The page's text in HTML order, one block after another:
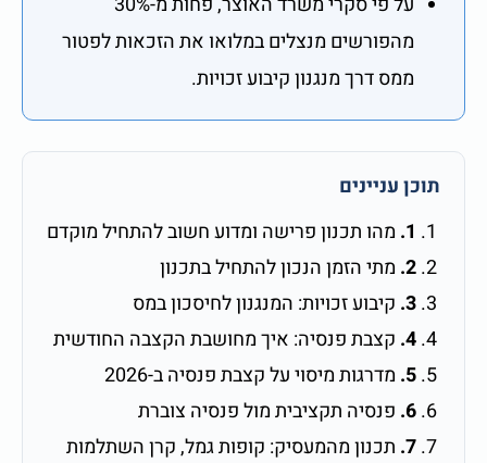
מהפורשים מנצלים במלואו את הזכאות לפטור
ממס דרך מנגנון קיבוע זכויות.
תוכן עניינים
1. מהו תכנון פרישה ומדוע חשוב להתחיל מוקדם
2. מתי הזמן הנכון להתחיל בתכנון
3. קיבוע זכויות: המנגנון לחיסכון במס
4. קצבת פנסיה: איך מחושבת הקצבה החודשית
5. מדרגות מיסוי על קצבת פנסיה ב-2026
6. פנסיה תקציבית מול פנסיה צוברת
7. תכנון מהמעסיק: קופות גמל, קרן השתלמות